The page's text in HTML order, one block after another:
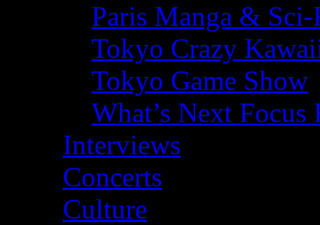
Paris Manga &
Tokyo Crazy
Tokyo Game Show
What’s Next
Interviews
Concerts
Culture